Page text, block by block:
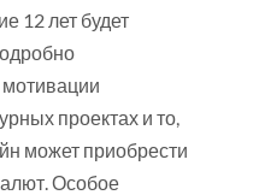
12 лет будет
проектах и то,
может приобрести
Особое